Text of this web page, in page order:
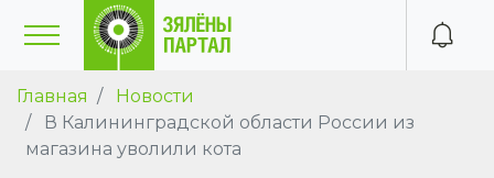
Главная
Новости
В Калининградской области России из
магазина уволили кота